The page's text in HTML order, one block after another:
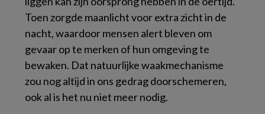
Toen zorgde maanlicht voor extra zicht in de
nacht, waardoor mensen alert bleven om
gevaar op te merken of hun omgeving te
bewaken. Dat natuurlijke waakmechanisme
zou nog altijd in ons gedrag doorschemeren,
ook al is het nu niet meer nodig.